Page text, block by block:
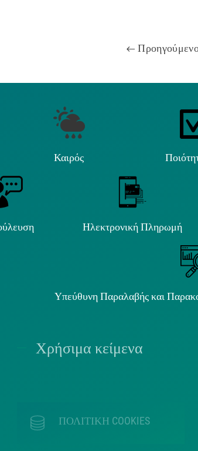
Καιρός
Ηλεκτρονική Πληρωμή
Υπεύθυνη Παραλαβής και
Χρήσιμα κείμενα
ΠΟΛΙΤΙΚΗ COOKIES